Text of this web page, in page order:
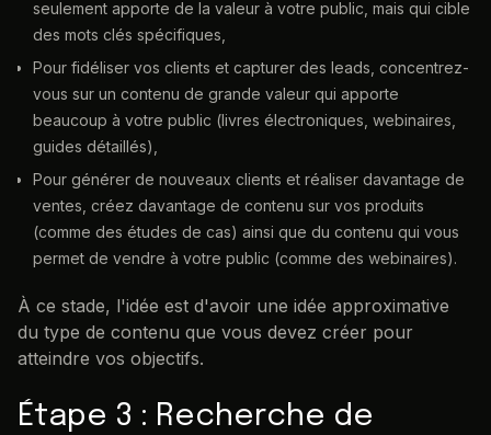
seulement apporte de la valeur à votre public, mais qui cible
des mots clés spécifiques,
Pour fidéliser vos clients et capturer des leads, concentrez-
vous sur un contenu de grande valeur qui apporte
beaucoup à votre public (livres électroniques, webinaires,
guides détaillés),
Pour générer de nouveaux clients et réaliser davantage de
ventes, créez davantage de contenu sur vos produits
(comme des études de cas) ainsi que du contenu qui vous
permet de vendre à votre public (comme des webinaires).
À ce stade, l'idée est d'avoir une idée approximative
du type de contenu que vous devez créer pour
atteindre vos objectifs.
Étape 3 : Recherche de